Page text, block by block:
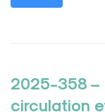
2025-358 –
circulation